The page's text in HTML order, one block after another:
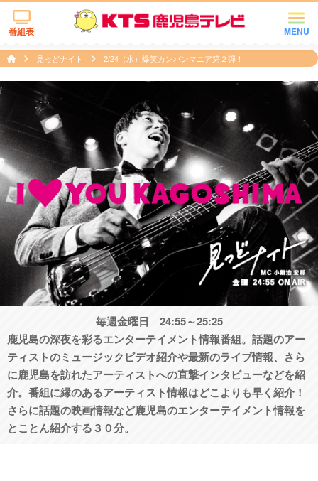
MENU
番組表
見っどナイト 2/24（水）爆笑カンバンマニア第２弾！
毎週金曜日 24:55～25:25
鹿児島の深夜を彩るエンターテイメント情報番組。話題のアー
ティストのミュージックビデオ紹介や最新のライブ情報、さら
に鹿児島を訪れたアーティストへの直撃インタビューなどを紹
介。番組に縁のあるアーティスト情報はどこよりも早く紹介！
さらに話題の映画情報など鹿児島のエンターテイメント情報を
とことん紹介する３０分。